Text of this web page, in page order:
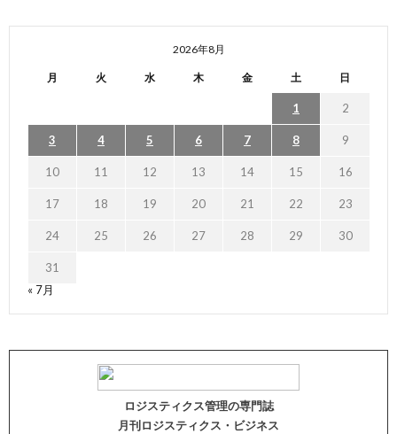
2026年8月
月 火 水 木 金 土 日
1 2
3 4 5 6 7 8 9
10 11 12 13 14 15 16
17 18 19 20 21 22 23
24 25 26 27 28 29 30
31
« 7月
ロジスティクス管理の専門誌
月刊ロジスティクス・ビジネス